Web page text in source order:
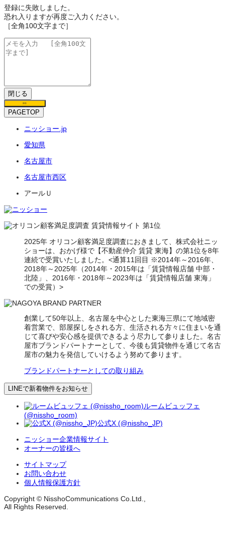
登録に失敗しました。
恐れ入りますが再度ご入力ください。
［全角100文字まで］
閉じる
保存
PAGETOP
ニッショー.jp
愛知県
名古屋市
名古屋市西区
アールＵ
2025年 オリコン顧客満足度調査におきまして、株式会社ニッ
ショーは、おかげ様で【不動産仲介 賃貸 東海】の第1位を8年
連続で受賞いたしました。<通算11回目 ※2014年～2016年、
2018年～2025年（2014年・2015年は「賃貸情報店舗 中部・
北陸」、2016年・2018年～2023年は「賃貸情報店舗 東海」
での受賞）>
創業して50年以上、名古屋を中心とした東海三県にて地域密
着営業で、部屋探しをされる方、生活される方々に住まいを通
じて喜びや安心感を提供できるよう尽力して参りました。名古
屋市ブランドパートナーとして、今後も賃貸物件を通じて名古
屋市の魅力を発信していけるよう努めて参ります。
ブランドパートナーとしての取り組み
LINEで新着物件をお知らせ
ルームビュッフェ
(@nissho_room)
公式X (@nissho_JP)
ニッショー企業情報サイト
オーナーの皆様へ
サイトマップ
お問い合わせ
個人情報保護方針
Copyright © NisshoCommunications Co.Ltd.,
All Rights Reserved.